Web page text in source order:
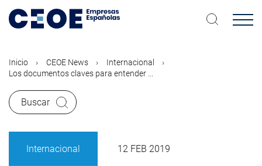
contenido
Inicio CEOE News
Internacional
Los documentos claves para entender ...
Buscar
Internacional 12 FEB 2019